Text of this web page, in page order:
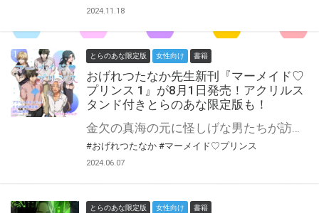
2024.11.18
とらのあな限定版 女性向け 書籍
おげれつたなか先生新刊『マーメイド♡
プリンス 1』が8月1日発売！アクリルス
タンド付きとらのあな限定版も！
#おげれつたなか #マーメイド♡プリンス
2024.06.07
とらのあな限定版 女性向け 書籍